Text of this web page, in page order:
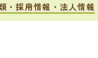
・採用情報・法人情報